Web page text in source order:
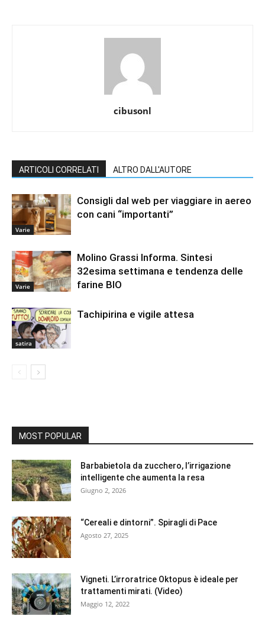
cibusonl
ARTICOLI CORRELATI ALTRO DALL'AUTORE
Varie
Consigli dal web per viaggiare in aereo
con cani “importanti”
Varie
Molino Grassi Informa. Sintesi
32esima settimana e tendenza delle
farine BIO
satira
Tachipirina e vigile attesa
MOST POPULAR
Barbabietola da zucchero, l’irrigazione
intelligente che aumenta la resa
Giugno 2, 2026
“Cereali e dintorni”. Spiragli di Pace
Agosto 27, 2025
Vigneti. L’irroratrice Oktopus è ideale per
trattamenti mirati. (Video)
Maggio 12, 2022